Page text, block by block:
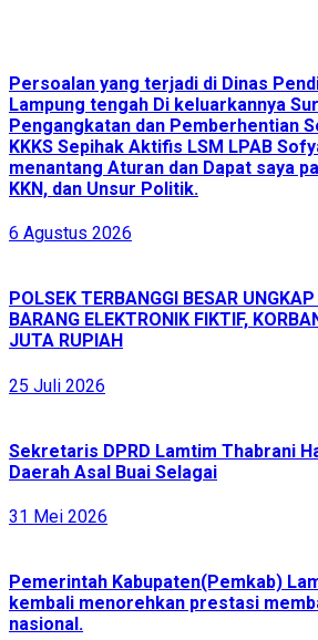
Persoalan yang terjadi di Dinas
Lampung tengah Di keluarkannya
Pengangkatan dan Pemberhentian
KKKS Sepihak Aktifis LSM LPAB
menantang Aturan dan Dapat saya
KKN, dan Unsur Politik.
6 Agustus 2026
POLSEK TERBANGGI BESAR
BARANG ELEKTRONIK FIKTIF,
JUTA RUPIAH
25 Juli 2026
Sekretaris DPRD Lamtim Thabrani
Daerah Asal Buai Selagai
31 Mei 2026
Pemerintah Kabupaten(Pemkab)
kembali menorehkan prestasi
nasional.